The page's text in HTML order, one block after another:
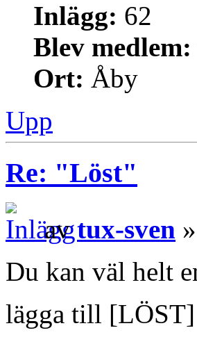
Inlägg: 62
Blev medlem:
Ort: Åby
Upp
Re: "Löst"
avtux-sven
Du kan väl helt
lägga till